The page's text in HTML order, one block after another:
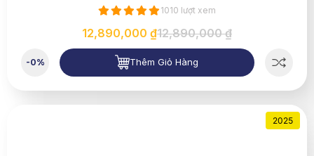
1010 lượt xem
12,890,000 ₫12,890,000 ₫
-0% Thêm Giỏ Hàng
2025